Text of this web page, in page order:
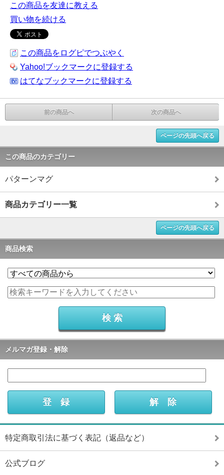
この商品を友達に教える
買い物を続ける
この商品をログピでつぶやく
Yahoo!ブックマークに登録する
はてなブックマークに登録する
前の商品へ 次の商品へ
ページの先頭へ戻る
この商品のカテゴリー
パターンマグ
商品カテゴリー一覧
ページの先頭へ戻る
商品検索
メルマガ登録・解除
特定商取引法に基づく表記（返品など）
公式ブログ